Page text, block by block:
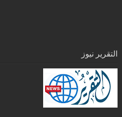
التقرير نيوز